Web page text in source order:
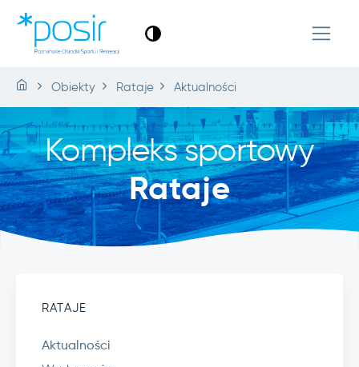
Obiekty Rataje Aktualności
Kompleks sportowy
Rataje
RATAJE
Aktualności